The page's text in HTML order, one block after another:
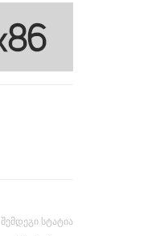
შემდეგი სტატია